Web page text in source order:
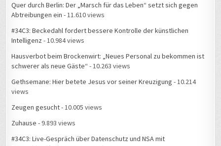
Quer durch Berlin: Der „Marsch für das Leben“ setzt sich gegen
Abtreibungen ein - 11.610 views
#34C3: Beckedahl fordert bessere Kontrolle der künstlichen
Intelligenz - 10.984 views
Hausverbot beim Brockenwirt: „Neues Personal zu bekommen ist
schwerer als neue Gäste“ - 10.263 views
Gethsemane: Hier betete Jesus vor seiner Kreuzigung - 10.214
views
Zeugen gesucht- 10.005 views
Zuhause - 9.893 views
#34C3: Live-Gespräch über Datenschutz und NSA mit